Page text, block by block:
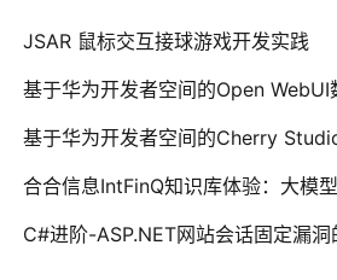
JSAR 鼠标交互接球游戏开发实践
基于华为开发者空间的Open
基于华为开发者空间的Cherry
合合信息IntFinQ知识库体验：大模
C#进阶-ASP.NET网站会话固定漏洞